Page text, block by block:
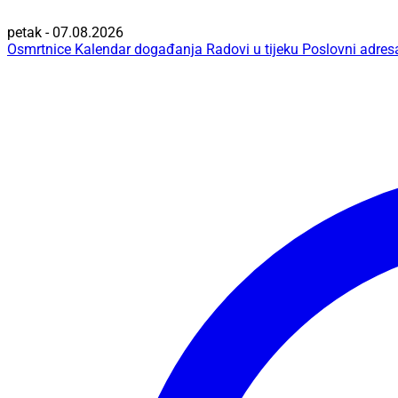
petak - 07.08.2026
Osmrtnice Kalendar događanja Radovi u tijeku Poslovni